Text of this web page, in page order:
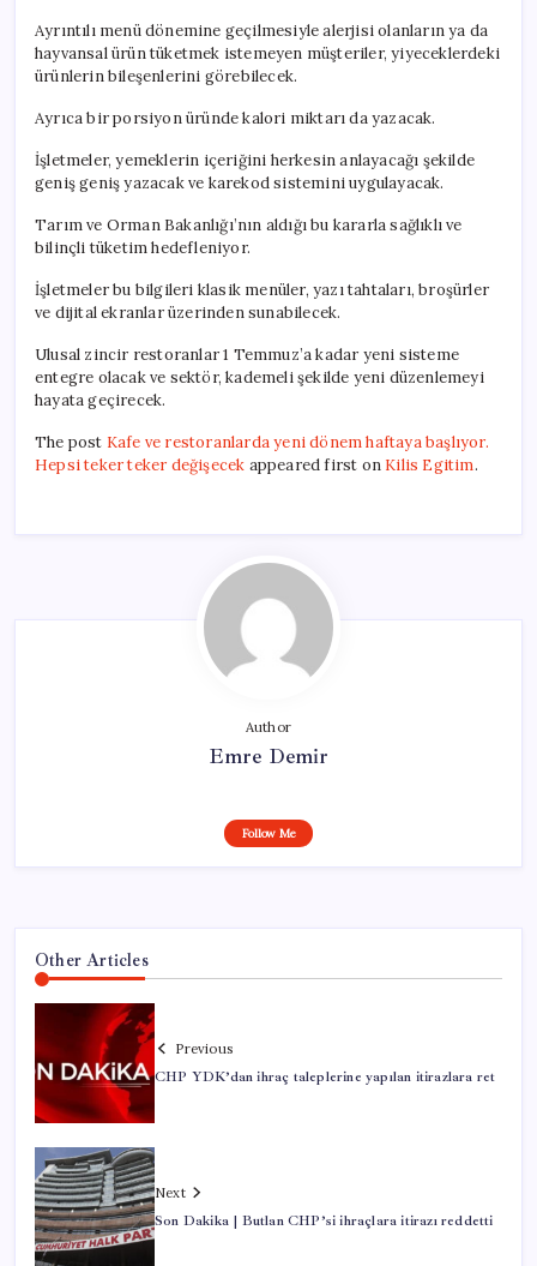
Ayrıntılı menü dönemine geçilmesiyle alerjisi olanların ya da
hayvansal ürün tüketmek istemeyen müşteriler, yiyeceklerdeki
ürünlerin bileşenlerini görebilecek.
Ayrıca bir porsiyon üründe kalori miktarı da yazacak.
İşletmeler, yemeklerin içeriğini herkesin anlayacağı şekilde
geniş geniş yazacak ve karekod sistemini uygulayacak.
Tarım ve Orman Bakanlığı’nın aldığı bu kararla sağlıklı ve
bilinçli tüketim hedefleniyor.
İşletmeler bu bilgileri klasik menüler, yazı tahtaları, broşürler
ve dijital ekranlar üzerinden sunabilecek.
Ulusal zincir restoranlar 1 Temmuz’a kadar yeni sisteme
entegre olacak ve sektör, kademeli şekilde yeni düzenlemeyi
hayata geçirecek.
The post Kafe ve restoranlarda yeni dönem haftaya başlıyor.
Hepsi teker teker değişecek appeared first on Kilis Egitim.
Author
Emre Demir
Follow Me
Other Articles
Previous
CHP YDK’dan ihraç taleplerine yapılan itirazlara ret
Next
Son Dakika | Butlan CHP’si ihraçlara itirazı reddetti